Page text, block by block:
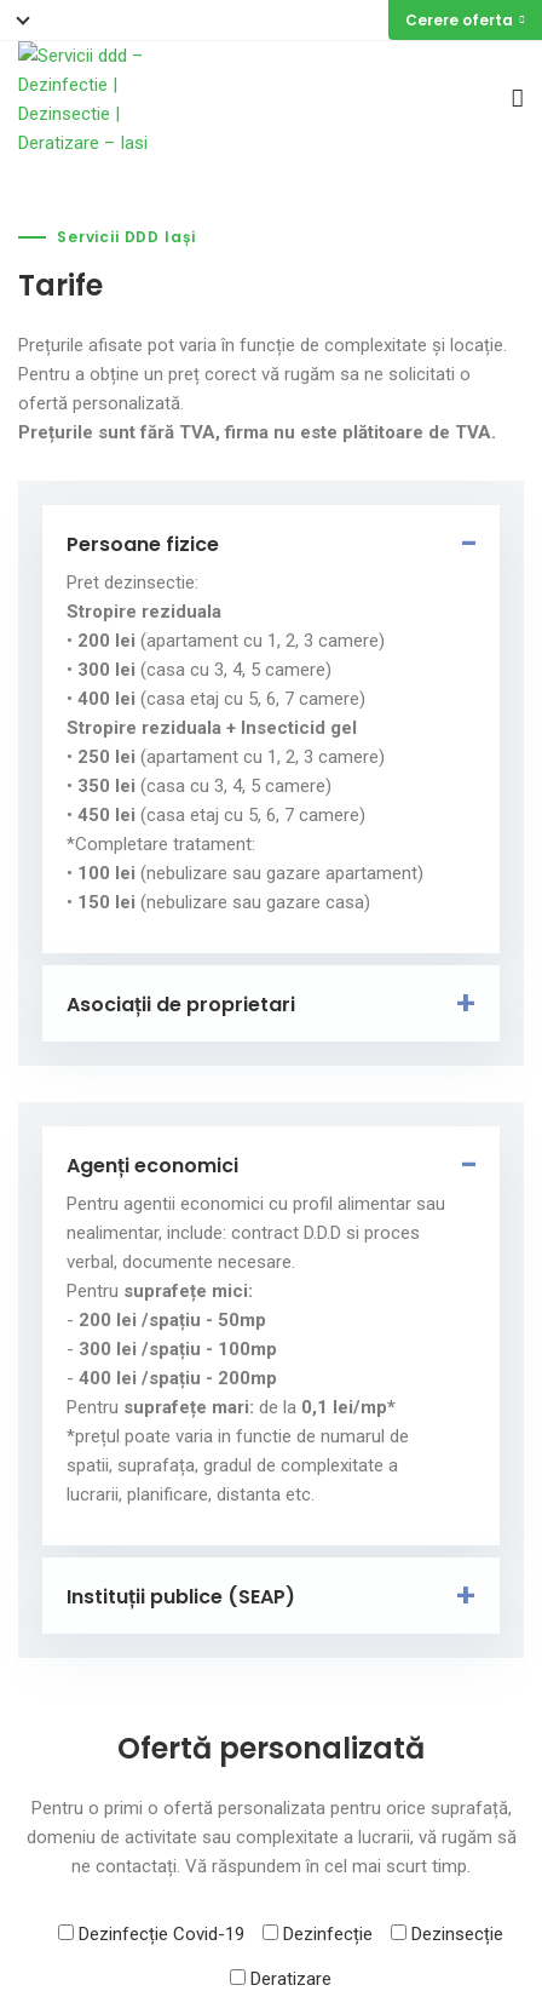
Cerere oferta
Servicii DDD Iași
Tarife
Prețurile afisate pot varia în funcție de complexitate și locație.
Pentru a obține un preț corect vă rugăm sa ne solicitati o
ofertă personalizată.
Prețurile sunt fără TVA, firma nu este plătitoare de TVA.
Persoane fizice
Pret dezinsectie:
Stropire reziduala
• 200 lei (apartament cu 1, 2, 3 camere)
• 300 lei (casa cu 3, 4, 5 camere)
• 400 lei (casa etaj cu 5, 6, 7 camere)
Stropire reziduala + Insecticid gel
• 250 lei (apartament cu 1, 2, 3 camere)
• 350 lei (casa cu 3, 4, 5 camere)
• 450 lei (casa etaj cu 5, 6, 7 camere)
*Completare tratament:
• 100 lei (nebulizare sau gazare apartament)
• 150 lei (nebulizare sau gazare casa)
Asociații de proprietari
Agenți economici
Pentru agentii economici cu profil alimentar sau
nealimentar, include: contract D.D.D si proces
verbal, documente necesare.
Pentru suprafețe mici:
- 200 lei /spațiu - 50mp
- 300 lei /spațiu - 100mp
- 400 lei /spațiu - 200mp
Pentru suprafețe mari: de la 0,1 lei/mp*
*prețul poate varia in functie de numarul de
spatii, suprafața, gradul de complexitate a
lucrarii, planificare, distanta etc.
Instituții publice (SEAP)
Ofertă personalizată
Pentru o primi o ofertă personalizata pentru orice suprafață,
domeniu de activitate sau complexitate a lucrarii, vă rugăm să
ne contactați. Vă răspundem în cel mai scurt timp.
Dezinfecție Covid-19 Dezinfecție Dezinsecție
Deratizare